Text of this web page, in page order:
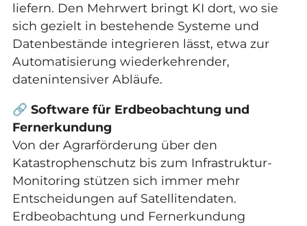
liefern. Den Mehrwert bringt KI dort, wo sie
sich gezielt in bestehende Systeme und
Datenbestände integrieren lässt, etwa zur
Automatisierung wiederkehrender,
datenintensiver Abläufe.
🔗 Software für Erdbeobachtung und
Fernerkundung
Von der Agrarförderung über den
Katastrophenschutz bis zum Infrastruktur-
Monitoring stützen sich immer mehr
Entscheidungen auf Satellitendaten.
Erdbeobachtung und Fernerkundung